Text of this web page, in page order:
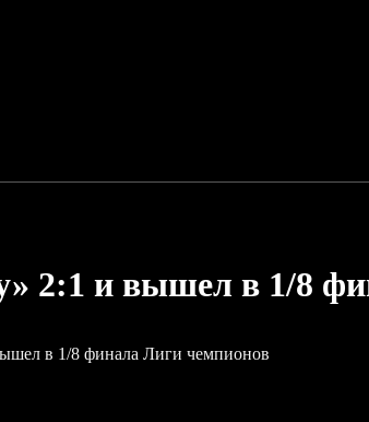
2:1 и вышел в 1/8
в 1/8 финала Лиги чемпионов